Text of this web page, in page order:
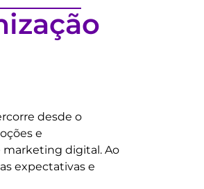
desde o
e
marketing digital. Ao
expectativas e